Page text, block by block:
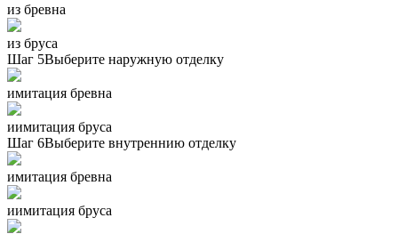
из бревна
из бруса
Шаг 5Выберите наружную отделку
имитация бревна
иимитация бруса
Шаг 6Выберите внутреннию отделку
имитация бревна
иимитация бруса